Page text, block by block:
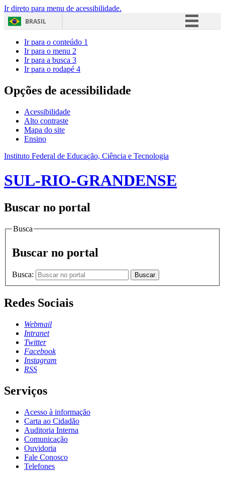
Ir direto para menu de acessibilidade.
BRASIL
Acesso à informação
Ir para o conteúdo 1
Ir para o menu 2
Ir para a busca 3
Ir para o rodapé 4
Opções de acessibilidade
Acessibilidade
Alto contraste
Mapa do site
Ensino
Instituto Federal de Educação, Ciência e Tecnologia
SUL-RIO-GRANDENSE
Buscar no portal
Busca
Buscar no portal
Busca: Buscar
Redes Sociais
Webmail
Intranet
Twitter
Facebook
Instagram
RSS
Serviços
Acesso à informação
Carta ao Cidadão
Auditoria Interna
Comunicação
Ouvidoria
Fale Conosco
Telefones